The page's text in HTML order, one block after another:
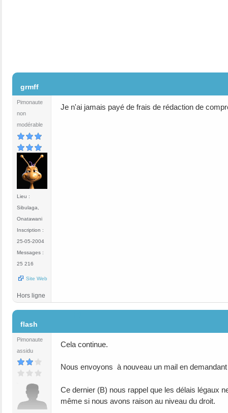
grmff
Pimonaute
non
modérable
Lieu :
Sibulaga,
Onatawani
Inscription :
25-05-2004
Messages :
25 216
Site Web
Je n'ai jamais payé de frais de rédaction de
Hors ligne
flash
Pimonaute
assidu
Cela continue.
Nous envoyons à nouveau un mail en
Ce dernier (B) nous rappel que les délais légaux
même si nous avons raison au niveau du droit.